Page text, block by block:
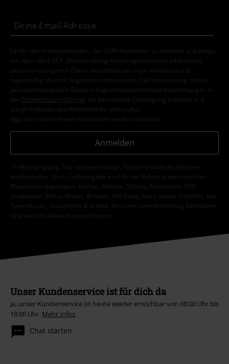
Ich bin damit einverstanden, den EMP-Newsletter zu erhalten und willige
ein, dass die E.M.P. Merchandising Handelsgesellschaft mbH meine
personenbezogenen Daten verarbeitet um mich individuell und
regelmäßig über ihr Angebot zu informieren. Die Verarbeitung meiner
personenbezogenen Daten erfolgt entsprechend den Bestimmungen in
der
Datenschutzerklärung
. Ich kann meine Einwilligung jederzeit z. B.
durch Anklicken des Abmeldelinks widerrufen.
Hier kann ich mich vom Newsletter wieder abmelden.
Anmelden
*4 Wochen gültig. Nur online einlösbar. Nicht mit anderen Aktionen
kombinierbar. Nach Codeeingabe wird dir der Rabatt automatisch im
Warenkorb abgezogen. Bücher, Medien, Tickets, Rammstein, (Till)
Lindemann, Böhse Onkelz, Broilers, Die Ärzte, Feine Sahne Fischfilet, Die
Toten Hosen, Gutscheine & Artikel, die einen Spendenbeitrag beinhalten,
sind von der Aktion ausgeschlossen.
Unser Kundenservice ist für dich da
Ja, unser Kundenservice ist heute wieder erreichbar von 08:00 Uhr bis
18:00 Uhr. Mehr Infos
Chat starten